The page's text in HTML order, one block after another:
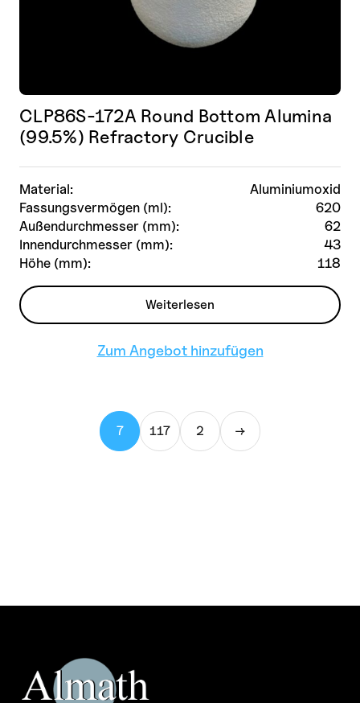
Material:
Aluminiumoxid
Fassungsvermögen (ml):
620
Außendurchmesser (mm):
62
Innendurchmesser (mm):
43
Höhe (mm):
118
CLP86S-172A Round Bottom Alumina
(99.5%) Refractory Crucible
Weiterlesen
Zum Angebot hinzufügen
7 117 2 →